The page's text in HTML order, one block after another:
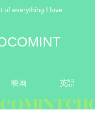
of everything I love
映画 英語